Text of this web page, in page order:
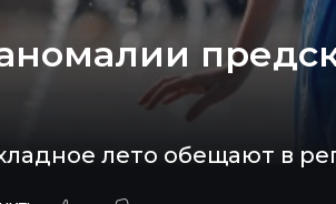
лето обещают в